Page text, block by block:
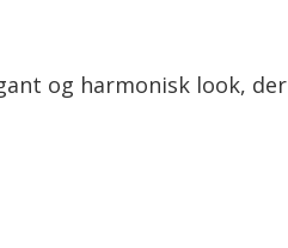
og harmonisk look,